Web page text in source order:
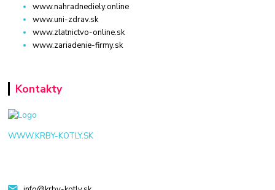
www.nahradnediely.online
www.uni-zdrav.sk
www.zlatnictvo-online.sk
www.zariadenie-firmy.sk
Kontakty
WWW.KRBY-KOTLY.SK